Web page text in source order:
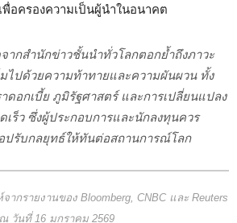
พื่อครองความเป็นผู้นำในอนาคต
ากสำนักข่าวชั้นนำทั่วโลกตอกย้ำถึงภาวะ
มไปด้วยความท้าทายและความผันผวน ทั้ง
ดอกเบี้ย ภูมิรัฐศาสตร์ และการเปลี่ยนแปลง
เร็ว ซึ่งผู้ประกอบการและนักลงทุนควร
ปรับกลยุทธ์ให้ทันต่อสถานการณ์โลก
ากรายงานของ Bloomberg, CNBC และ Reuters
ณ วันที่ 16 มกราคม 2569